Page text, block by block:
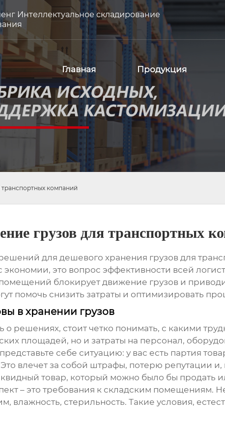
Интеллектуальное складирование
Главная Продукция
компаний
грузов для транспортных
для дешевого хранения грузов для
экономии, это вопрос эффективности всей
блокирует движение грузов и
помочь снизить затраты и оптимизировать
в хранении грузов
о решениях, стоит четко понимать, с какими
площадей, но и затраты на персонал,
себе ситуацию: у вас есть партия
влечет за собой штрафы, потерю репутации
товар, который можно было бы продать
– это требования к складским помещениям.
влажность, стерильность. Такие условия,